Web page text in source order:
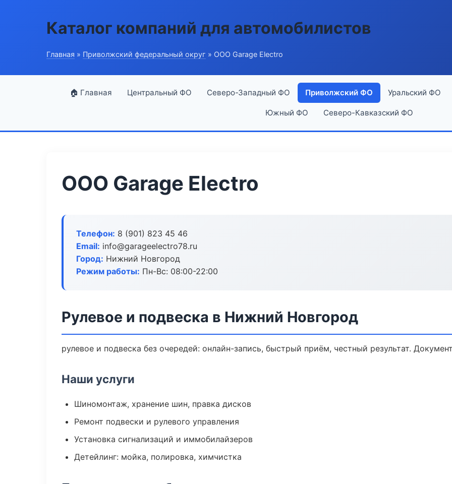
Каталог компаний для автомобилистов
Главная » Приволжский федеральный округ » ООО Garage Electro
🏠 Главная Центральный ФО Северо-Западный ФО Приволжский ФО Уральский ФО
Южный ФО Северо-Кавказский ФО
ООО Garage Electro
Телефон: 8 (901) 823 45 46
Email: info@garageelectro78.ru
Город: Нижний Новгород
Режим работы: Пн-Вс: 08:00-22:00
Рулевое и подвеска в Нижний Новгород
рулевое и подвеска без очередей: онлайн-запись, быстрый приём, честный результат.
Наши услуги
Шиномонтаж, хранение шин, правка дисков
Ремонт подвески и рулевого управления
Установка сигнализаций и иммобилайзеров
Детейлинг: мойка, полировка, химчистка